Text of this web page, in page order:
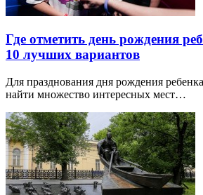
Где отметить день рождения
10 лучших вариантов
Для празднования дня рождения
найти множество интересных мест…